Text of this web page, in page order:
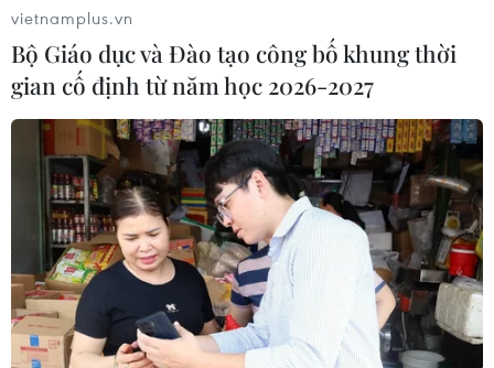
chỉnh đấu giá các khu đất 'vàng'
20/05/2022 02:17
Theo đề nghị của Bộ Tài nguyên và Môi trường, các địa
phương cần tập trung chấn chỉnh việc thực hiện đúng
quy định các trường hợp phải đấu giá quyền sử dụng
đất, nhất là những khu đất “vàng.”
vietnamplus.vn
Bộ Giáo dục và Đào tạo công bố khung thời
gian cố định từ năm học 2026-2027